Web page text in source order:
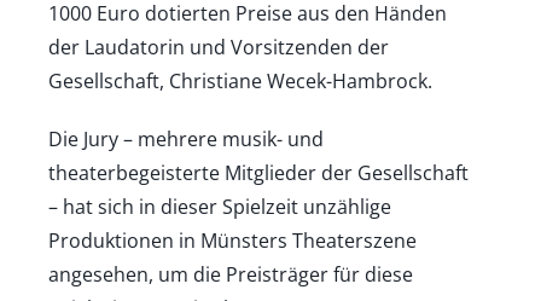
1000 Euro dotierten Preise aus den Händen
der Laudatorin und Vorsitzenden der
Gesellschaft, Christiane Wecek-Hambrock.
Die Jury – mehrere musik- und
theaterbegeisterte Mitglieder der Gesellschaft
– hat sich in dieser Spielzeit unzählige
Produktionen in Münsters Theaterszene
angesehen, um die Preisträger für diese